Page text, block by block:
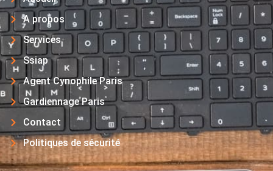
A propos
Services
Ssiap
Agent Cynophile Paris
Gardiennage Paris
Contact
Politiques de sécurité